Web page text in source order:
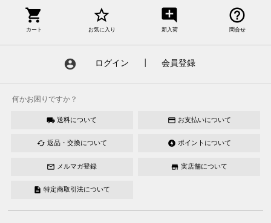
shopping_cart
カート
star_border
お気に入り
add_comment
新入荷
help_outline
問合せ
account_circle ログイン 会員登録
何かお困りですか？
local_shipping 送料について credit_card お支払いについて
cached 返品・交換について offline_bolt ポイントについて
mail_outline メルマガ登録 store 実店舗について
description 特定商取引法について